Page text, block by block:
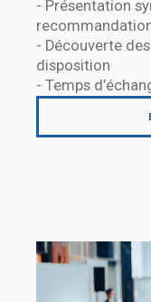
- Présentation
- Découverte
disposition
- Temps